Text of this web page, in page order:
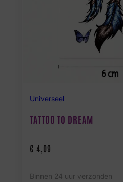
Universeel
TATTOO TO DREAM
€ 4,09
Binnen 24 uur verzonden